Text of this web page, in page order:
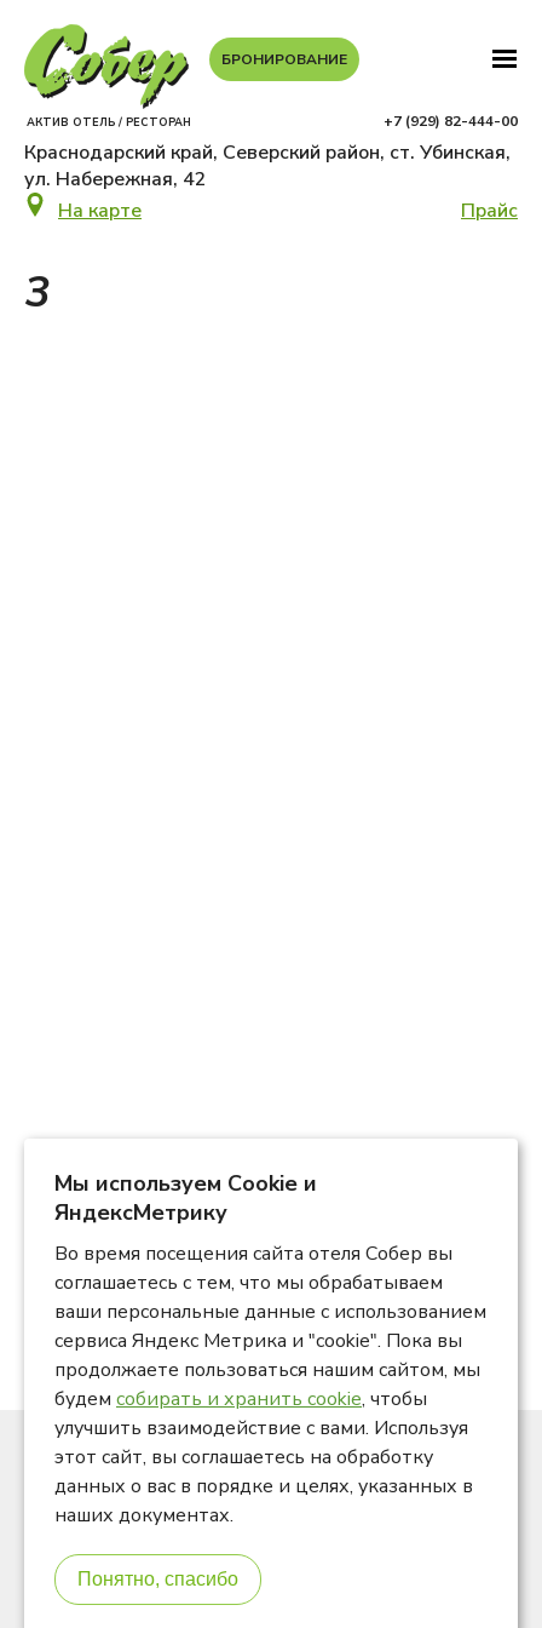
БРОНИРОВАНИЕ
+7 (929) 82-444-00
АКТИВ ОТЕЛЬ / РЕСТОРАН
Краснодарский край, Северский район, ст. Убинская,
ул. Набережная, 42
На карте
Прайс
3
Мы используем Сookie и
ЯндексМетрику
Во время посещения сайта отеля Собер вы
соглашаетесь с тем, что мы обрабатываем
ваши персональные данные с использованием
сервиса Яндекс Метрика и "cookie". Пока вы
продолжаете пользоваться нашим сайтом, мы
будем собирать и хранить cookie, чтобы
улучшить взаимодействие с вами. Используя
этот сайт, вы соглашаетесь на обработку
данных о вас в порядке и целях, указанных в
наших документах.
Понятно, спасибо
Краснодарский край, Северский район, ст. Убинская,